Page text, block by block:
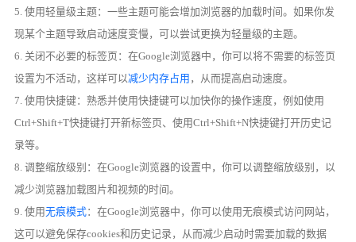
5. 使用轻量级主题：一些主题可能会增加浏览器的加载时间。如果你发
现某个主题导致启动速度变慢，可以尝试更换为轻量级的主题。
6. 关闭不必要的标签页：在Google浏览器中，你可以将不需要的标签页
设置为不活动，这样可以减少内存占用 ，从而提高启动速度。
7. 使用快捷键：熟悉并使用快捷键可以加快你的操作速度，例如使用
Ctrl+Shift+T快捷键打开新标签页、使用Ctrl+Shift+N快捷键打开历史记
录等。
8. 调整缩放级别：在Google浏览器的设置中，你可以调整缩放级别，以
减少浏览器加载图片和视频的时间。
9. 使用无痕模式：在Google浏览器中，你可以使用无痕模式访问网站，
这可以避免保存cookies和历史记录，从而减少启动时需要加载的数据